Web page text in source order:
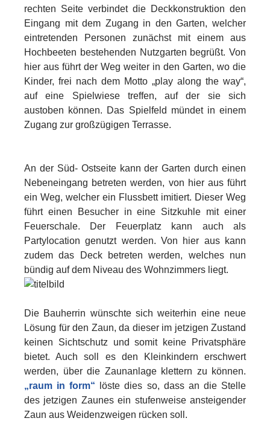
rechten Seite verbindet die Deckkonstruktion den
Eingang mit dem Zugang in den Garten, welcher
eintretenden Personen zunächst mit einem aus
Hochbeeten bestehenden Nutzgarten begrüßt. Von
hier aus führt der Weg weiter in den Garten, wo die
Kinder, frei nach dem Motto „play along the way“,
auf eine Spielwiese treffen, auf der sie sich
austoben können. Das Spielfeld mündet in einem
Zugang zur großzügigen Terrasse.
An der Süd- Ostseite kann der Garten durch einen
Nebeneingang betreten werden, von hier aus führt
ein Weg, welcher ein Flussbett imitiert. Dieser Weg
führt einen Besucher in eine Sitzkuhle mit einer
Feuerschale. Der Feuerplatz kann auch als
Partylocation genutzt werden. Von hier aus kann
zudem das Deck betreten werden, welches nun
bündig auf dem Niveau des Wohnzimmers liegt.
Die Bauherrin wünschte sich weiterhin eine neue
Lösung für den Zaun, da dieser im jetzigen Zustand
keinen Sichtschutz und somit keine Privatsphäre
bietet. Auch soll es den Kleinkindern erschwert
werden, über die Zaunanlage klettern zu können.
„raum in form“ löste dies so, dass an die Stelle
des jetzigen Zaunes ein stufenweise ansteigender
Zaun aus Weidenzweigen rücken soll.